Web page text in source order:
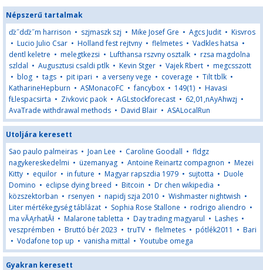
Népszerű tartalmak
ďż˝dďż˝m harrison • szjmaszk szj • Mike Josef Gre • Agcs Judit • Kisvros
• Lucio Julio Csar • Holland fest rejtvny • flelmetes • Vadkles hatsa •
dentl keletre • melegtkezsi • Lufthansa rszvny osztalk • rzsa magdolna
szldal • Augusztusi csaldi ptlk • Kevin Stger • Vajek Rbert • megcsszott
• blog • tags • pit ipari • a verseny vege • coverage • Tilt tblk •
KatharineHepburn • ASMonacoFC •fancybox • 149(1) • Havasi
fŁlespacsirta • Zivkovic paok • AGLstockforecast • 62,01,nAyAhwzj •
AvaTrade withdrawal methods • David Blair • ASALocalRun
Utoljára keresett
Sao paulo palmeiras • Joan Lee • Caroline Goodall • fldgz
nagykereskedelmi • üzemanyag • Antoine Reinartz compagnon • Mezei
Kitty • equilor • in future • Magyar rapszdia 1979 • sujtotta • Duole
Domino • eclipse dying breed • Bitcoin • Dr chen wikipedia •
közszektorban • rsenyen • napidj szja 2010 • Wishmaster nightwish •
Liter mértékegység táblázat • Sophia Rose Stallone • rodrigo aliendro •
ma vĂĄrhatĂł • Malarone tabletta • Day trading magyarul • Lashes •
veszprémben • Bruttó bér 2023 • truTV • flelmetes • pótlék2011 • Bari
• Vodafone top up • vanisha mittal • Youtube omega
Gyakran keresett